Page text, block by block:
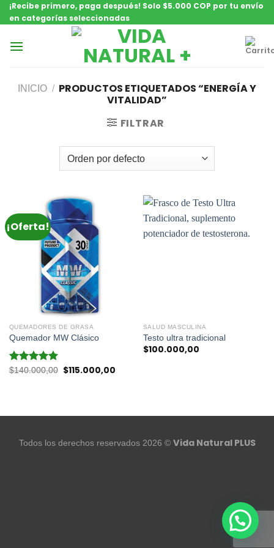
Saltar
contenido
¡Recibe primero, paga después! Solo $5.000 COP por tu envío
en categorías seleccionadas
INICIO / PRODUCTOS ETIQUETADOS “ENERGÍA Y
VITALIDAD”
FILTRAR
¡Oferta!
QUEMADORES DE GRASA
Quemador MW Clásico
Valorado en
$140.000,00
Original
$115.000,00Current
SALUD MASCULINA
Testo ultra tradicional
$100.000,00
Todos los derechos reservados 2026 © Vida Natural PLUS